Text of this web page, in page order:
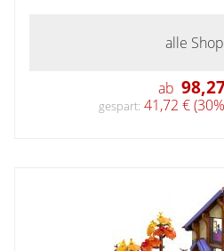
alle
ab
gespart: 41,72 €